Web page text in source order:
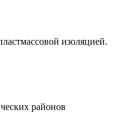
изоляцией.
районов